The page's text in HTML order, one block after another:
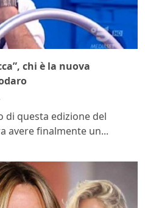
chi è la nuova
questa edizione del
avere finalmente un...